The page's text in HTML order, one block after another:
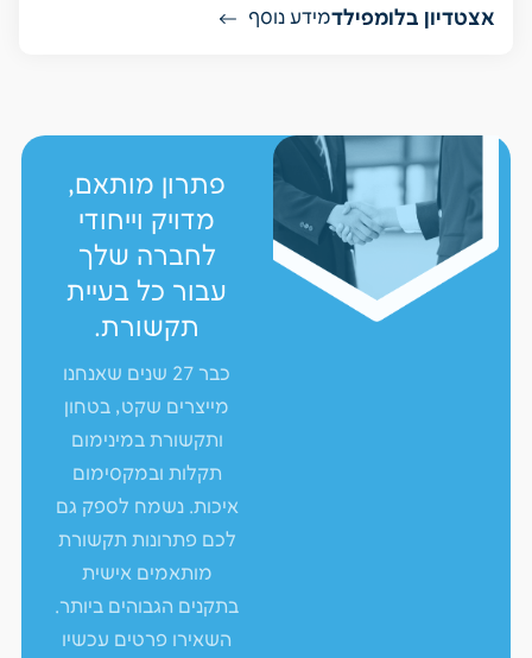
אצטדיון בלומפילדמידע נוסף
פתרון מותאם,
מדויק וייחודי
לחברה שלך
עבור כל בעיית
תקשורת.
כבר 27 שנים שאנחנו
מייצרים שקט, בטחון
ותקשורת במינימום
תקלות ובמקסימום
איכות. נשמח לספק גם
לכם פתרונות תקשורת
מותאמים אישית
בתקנים הגבוהים ביותר.
השאירו פרטים עכשיו